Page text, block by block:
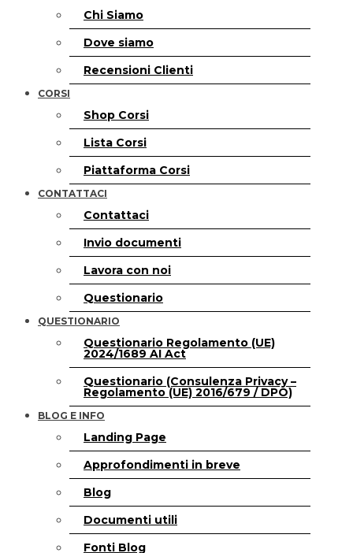
Chi Siamo
Dove siamo
Recensioni Clienti
CORSI
Shop Corsi
Lista Corsi
Piattaforma Corsi
CONTATTACI
Contattaci
Invio documenti
Lavora con noi
Questionario
QUESTIONARIO
Questionario Regolamento (UE)
2024/1689 AI Act
Questionario (Consulenza Privacy –
Regolamento (UE) 2016/679 / DPO)
BLOG E INFO
Landing Page
Approfondimenti in breve
Blog
Documenti utili
Fonti Blog